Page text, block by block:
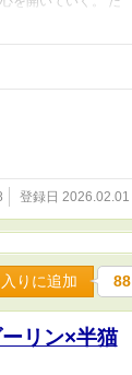
だったはずの純
たら、誰よりも重
登録日 2026.02.01
りに追加 88
リン×半猫